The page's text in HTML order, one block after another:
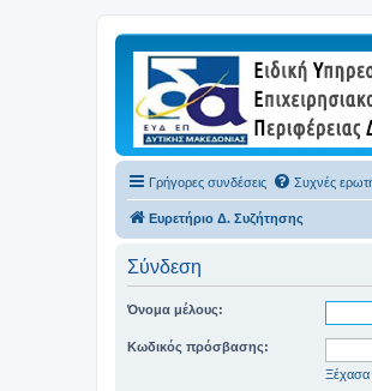
Γρήγορες συνδέσεις Συχνές
Ευρετήριο Δ. Συζήτησης
Σύνδεση
Όνομα μέλους:
Κωδικός πρόσβασης:
Ξέχασα